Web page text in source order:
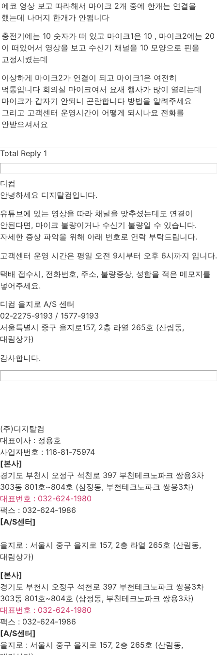
에코 영상 보고 따라해서 마이크 2개 중에 한개는 연결을
했는데 나머지 한개가 안됩니다
충전기에는 10 숫자가 떠 있고 마이크1은 10 , 마이크2에는 20
이 떠있어서 영상을 보고 수신기 채널을 10 모양으로 핀을
고정시켰는데
이상하게 마이크2가 연결이 되고 마이크1은 여전히
먹통입니다 회의실 마이크여서 요새 행사가 많이 열리는데
마이크가 갑자기 안되니 곤란합니다 방법을 알려주세요
그리고 고객센터 운영시간이 어떻게 되시나요 전화를
안받으셔서요
Total Reply 1
디컴
안녕하세요 디지탈컴입니다.
유튜브에 있는 영상을 따라 채널을 맞추셨는데도 연결이
안된다면, 마이크 불량이거나 수신기 불량일 수 있습니다.
자세한 증상 파악을 위해 아래 번호로 연락 부탁드립니다.
고객센터 운영 시간은 평일 오전 9시부터 오후 6시까지 입니다.
택배 접수시, 전화번호, 주소, 불량증상, 성함을 적은 메모지를
넣어주세요.
디컴 을지로 A/S 센터
02-2275-9193 / 1577-9193
서울특별시 중구 을지로157, 2층 라열 265호 (산림동,
대림상가)
감사합니다.
(주)디지탈컴
대표이사 : 정용호
사업자번호 : 116-81-75974
[본사]
경기도 부천시 오정구 석천로 397 부천테크노파크 쌍용3차
303동 801호~804호 (삼정동, 부천테크노파크 쌍용3차)
대표번호 : 032-624-1980
팩스 : 032-624-1986
[A/S센터]
을지로 : 서울시 중구 을지로 157, 2층 라열 265호 (산림동,
대림상가)
[본사]
경기도 부천시 오정구 석천로 397 부천테크노파크 쌍용3차
303동 801호~804호 (삼정동, 부천테크노파크 쌍용3차)
대표번호 : 032-624-1980
팩스 : 032-624-1986
[A/S센터]
을지로 : 서울시 중구 을지로 157, 2층 265호 (산림동,